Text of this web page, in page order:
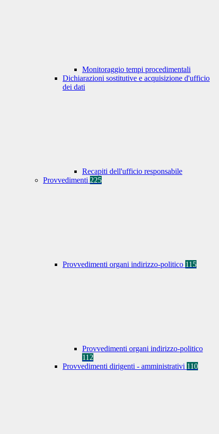
Monitoraggio tempi procedimentali
Dichiarazioni sostitutive e acquisizione d'ufficio
dei dati
Recapiti dell'ufficio responsabile
Provvedimenti 225
Provvedimenti organi indirizzo-politico 115
Provvedimenti organi indirizzo-politico
112
Provvedimenti dirigenti - amministrativi 110